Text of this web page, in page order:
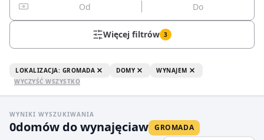
Więcej filtrów 3
LOKALIZACJA: GROMADA DOMY
WYNAJEM
WYCZYŚĆ WSZYSTKO
WYNIKI WYSZUKIWANIA
0domów do wynajęciaw GROMADA